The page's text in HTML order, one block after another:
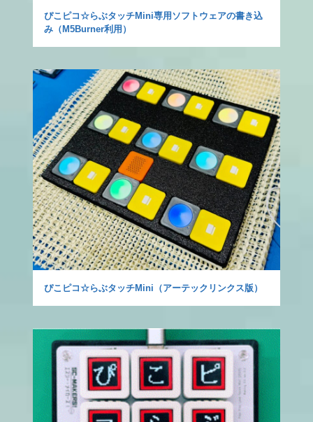
ぴこピコ☆らぶタッチMini専用ソフトウェアの書き込
み（M5Burner利用）
ぴこピコ☆らぶタッチMini（アーテックリンクス版）